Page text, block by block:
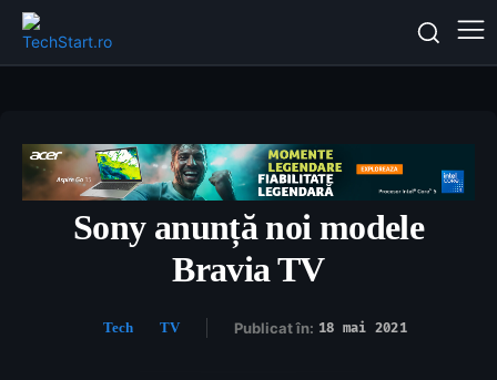
Sony anunță noi modele
Bravia TV
Tech TV Publicat în: 18 mai 2021